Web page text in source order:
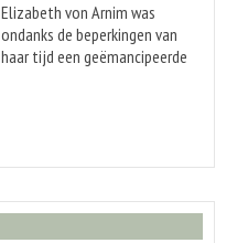
Elizabeth von Arnim was
ondanks de beperkingen van
haar tijd een geëmancipeerde
haar tuin in Duitsland waar ze
haar nogal overheersende